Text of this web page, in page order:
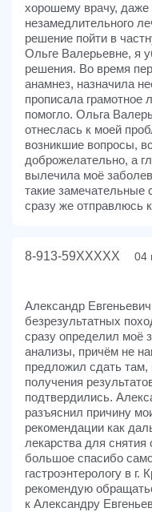
хорошему врачу, даже
незамедлительного
решение пойти в
Ольге Валерьевне, я
решения. Во время
анамнез, назначила
прописала грамотное
помогло. Ольга
отнеслась к моей
возникшие вопросы,
доброжелательно, а
вылечила моё
такие замечательные
сразу же отправлюсь
8-913-59XXXXX 04
Александр
безрезультатных
сразу определил моё
анализы, причём не
предложил сдать
получения
подтвердились.
разъяснил причину
рекомендации как
лекарства для снятия
большое спасибо
гастроэнтерологу в
рекомендую
к Александру